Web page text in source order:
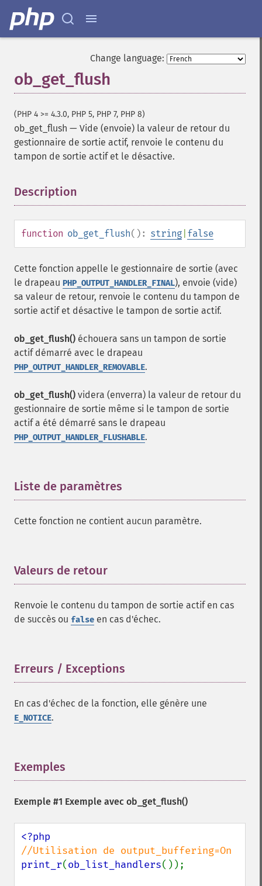
Change language:
ob_get_flush
(PHP 4 >= 4.3.0, PHP 5, PHP 7, PHP 8)
ob_get_flush — Vide (envoie) la valeur de retour du
gestionnaire de sortie actif, renvoie le contenu du
tampon de sortie actif et le désactive.
Description
function ob_get_flush(): string false
Cette fonction appelle le gestionnaire de sortie (avec
le drapeau PHP_OUTPUT_HANDLER_FINAL), envoie (vide)
sa valeur de retour, renvoie le contenu du tampon de
sortie actif et désactive le tampon de sortie actif.
ob_get_flush() échouera sans un tampon de sortie
actif démarré avec le drapeau
PHP_OUTPUT_HANDLER_REMOVABLE.
ob_get_flush() videra (enverra) la valeur de retour du
gestionnaire de sortie même si le tampon de sortie
actif a été démarré sans le drapeau
PHP_OUTPUT_HANDLER_FLUSHABLE.
Liste de paramètres
Cette fonction ne contient aucun paramètre.
Valeurs de retour
Renvoie le contenu du tampon de sortie actif en cas
de succès ou false en cas d'échec.
Erreurs / Exceptions
En cas d'échec de la fonction, elle génère une
E_NOTICE.
Exemples
Exemple #1 Exemple avec ob_get_flush()
print_r(ob_list_handlers());